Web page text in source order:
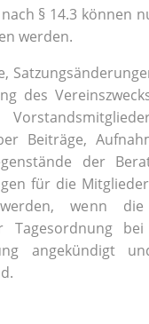
§ 14.3 können
werden.
des
Beiträge,
der
für die
wenn
angekündigt